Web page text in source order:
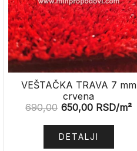
VEŠTAČKA TRAVA 7 mm
crvena
690,00 650,00 RSD/m²
DETALJI